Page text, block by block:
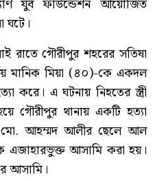
যুব ফাউন্ডেশন আয়োজিত
ঘটে।
রাতে গৌরীপুর শহরের সতিষা
মানিক মিয়া (৪০)-কে একদল
করে। এ ঘটনায় নিহতের স্ত্রী
গৌরীপুর থানায় একটি হত্যা
মো. আহম্মদ আলীর ছেলে আল
আসামি করা হয়।
আসামি।